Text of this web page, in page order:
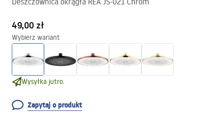
49,00 zł
Wybierz wariant
Wysyłka jutro.
Zapytaj o produkt